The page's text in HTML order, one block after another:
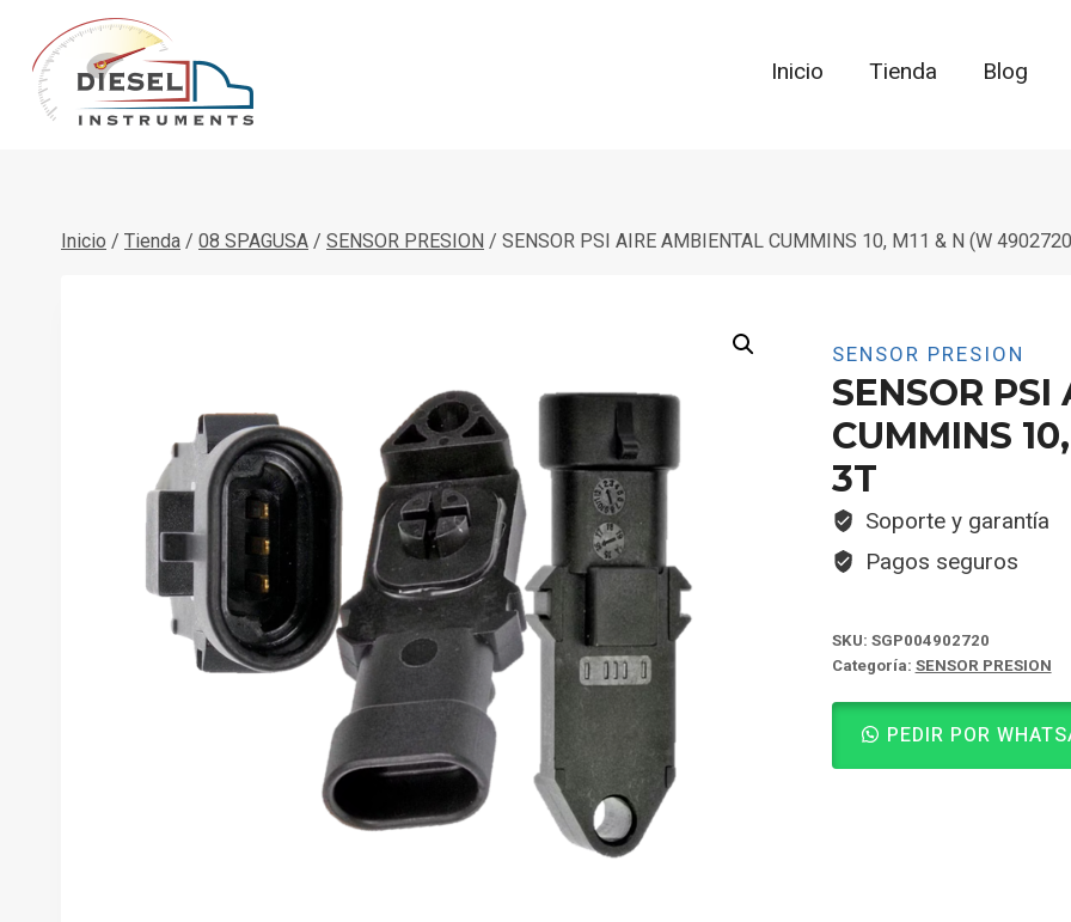
contenido
Inicio Tienda Blog
Inicio / Tienda / 08 SPAGUSA / SENSOR PRESION / SENSOR PSI AIRE AMBIENTAL CUMMINS 10, M11 & N (W
SENSOR PRESION
SENSOR
CUMMINS
3T
Soporte y garantía
Pagos seguros
SKU: SGP004902720
Categoría: SENSOR PRESION
PEDIR POR